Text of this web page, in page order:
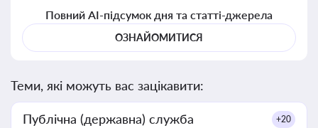
Повний AI-підсумок дня та статті-джерела
ОЗНАЙОМИТИСЯ
Теми, які можуть вас зацікавити:
Публічна (державна) служба +20